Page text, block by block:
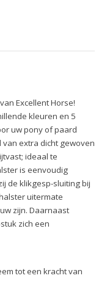
Excellent Horse!
kleuren en 5
uw pony of paard
extra dicht gewoven
ideaal te
is eenvoudig
de klikgesp-sluiting bij
uitermate
zijn. Daarnaast
zich een
tot een kracht van